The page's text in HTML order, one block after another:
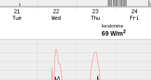
keskmine
69 W/m2